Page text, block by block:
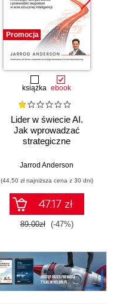
Promocja
książka ebook
Lider w świecie AI.
Jak wprowadzać
strategiczne
biznes i
zespołowi w erze
sztucznej
inteligencji
Jarrod Anderson
(44,50 zł najniższa cena z 30 dni)
47.17 zł
89.00zł (-47%)